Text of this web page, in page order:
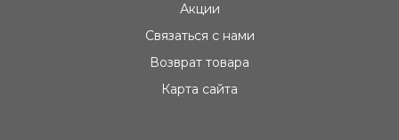
Акции
Связаться с нами
Возврат товара
Карта сайта